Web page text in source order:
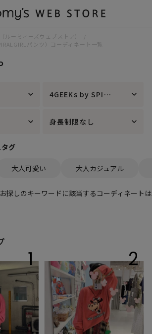
ルーミィーズウェブストア）
パンツ）コーディネート一覧
4GEEKs by SPIRALGIRL
身長制限なし
グ
大人可愛い 大人カジュアル
探しのキーワードに該当するコーディネートは
1 2